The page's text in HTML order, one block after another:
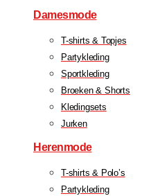
Damesmode
T-shirts & Topjes
Partykleding
Sportkleding
Broeken & Shorts
Kledingsets
Jurken
Herenmode
T-shirts & Polo’s
Partykleding